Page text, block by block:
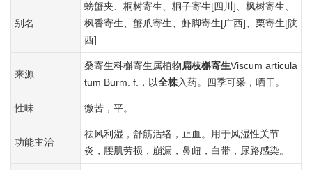
别名
螃蟹夹、桐树寄生、桐子寄生[四川]、枫树寄生、
枫香寄生、蟹爪寄生、虾脚寄生[广西]、栗寄生[陕
西]
来源
桑寄生科槲寄生属植物扁枝槲寄生Viscum articula
tum Burm. f.，以全株入药。四季可采，晒干。
性味 微苦，平。
功能主治
祛风利湿，舒筋活络，止血。用于风湿性关节
炎，腰肌劳损，崩漏，鼻衄，白带，尿路感染。